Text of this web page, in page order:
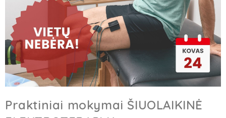
Praktiniai mokymai ŠIUOLAIKINĖ